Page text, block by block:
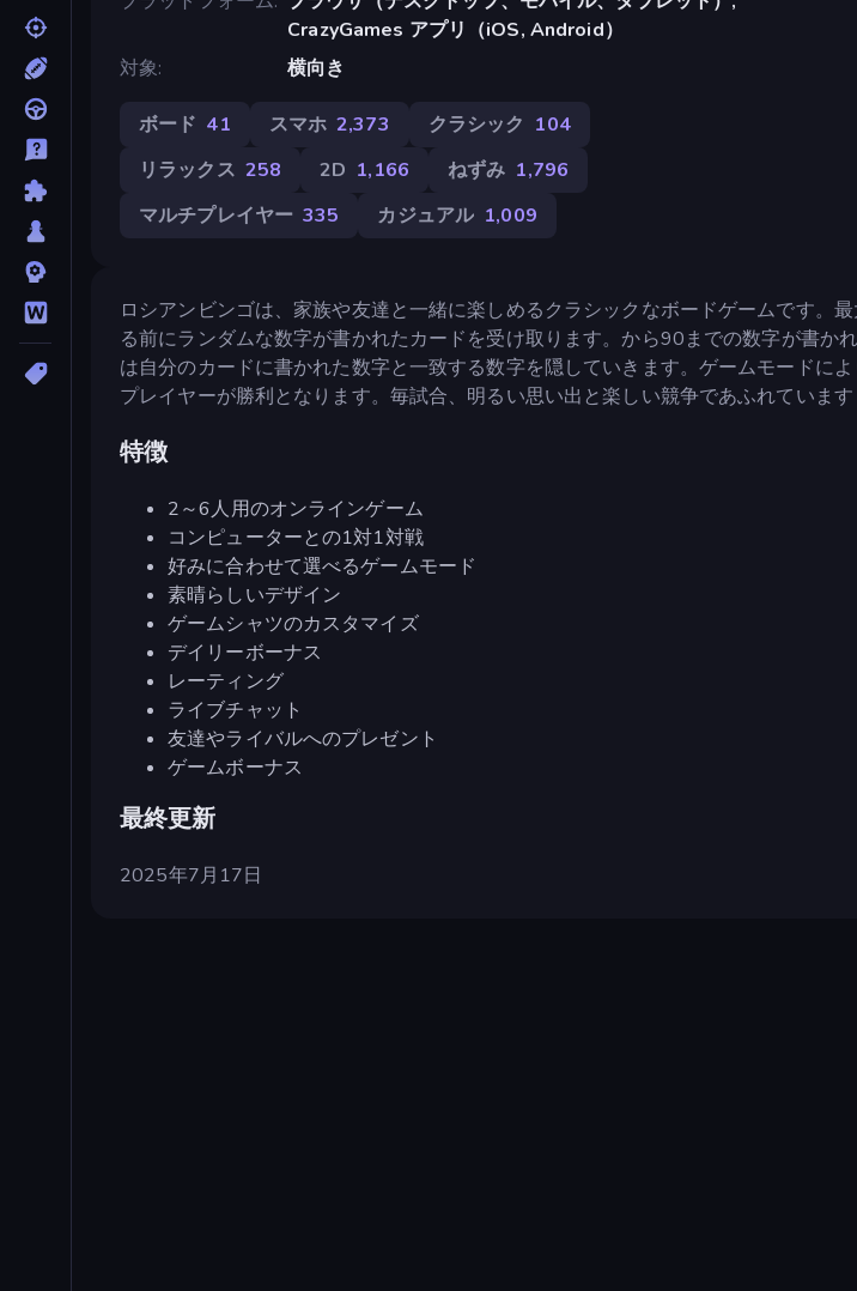
CrazyGames アプリ（iOS, Android）
対象
横向き
ボード 41 スマホ 2,373 クラシック 104
リラックス 258 2D 1,166 ねずみ 1,796
マルチプレイヤー 335 カジュアル 1,009
ロシアンビンゴは、家族や友達と一緒に楽しめるクラシックなボードゲームです。
る前にランダムな数字が書かれたカードを受け取ります。から90までの数字が書か
は自分のカードに書かれた数字と一致する数字を隠していきます。ゲームモードに
プレイヤーが勝利となります。毎試合、明るい思い出と楽しい競争であふれています
特徴
2～6人用のオンラインゲーム
コンピューターとの1対1対戦
好みに合わせて選べるゲームモード
素晴らしいデザイン
ゲームシャツのカスタマイズ
デイリーボーナス
レーティング
ライブチャット
友達やライバルへのプレゼント
ゲームボーナス
最終更新
2025年7月17日